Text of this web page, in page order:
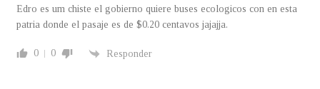
Edro es um chiste el gobierno quiere buses ecologicos con en esta
patria donde el pasaje es de $0.20 centavos jajajja.
0 0 Responder